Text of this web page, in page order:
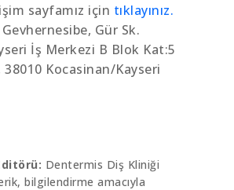
sayfamız için tıklayınız.
Gevhernesibe, Gür Sk.
İş Merkezi B Blok Kat:5
38010 Kocasinan/Kayseri
Dentermis Diş Kliniği
bilgilendirme amacıyla